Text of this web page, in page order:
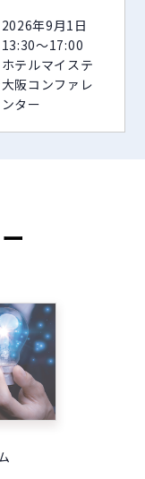
年9月1日
13:30～17:00
テルマイステ
阪コンファレ
ター